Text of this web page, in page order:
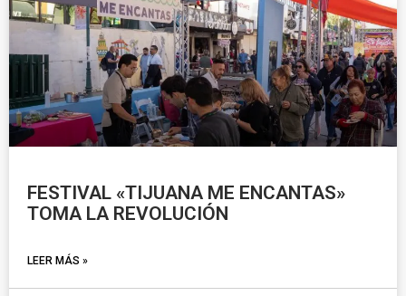
FESTIVAL «TIJUANA ME ENCANTAS»
TOMA LA REVOLUCIÓN
LEER MÁS »